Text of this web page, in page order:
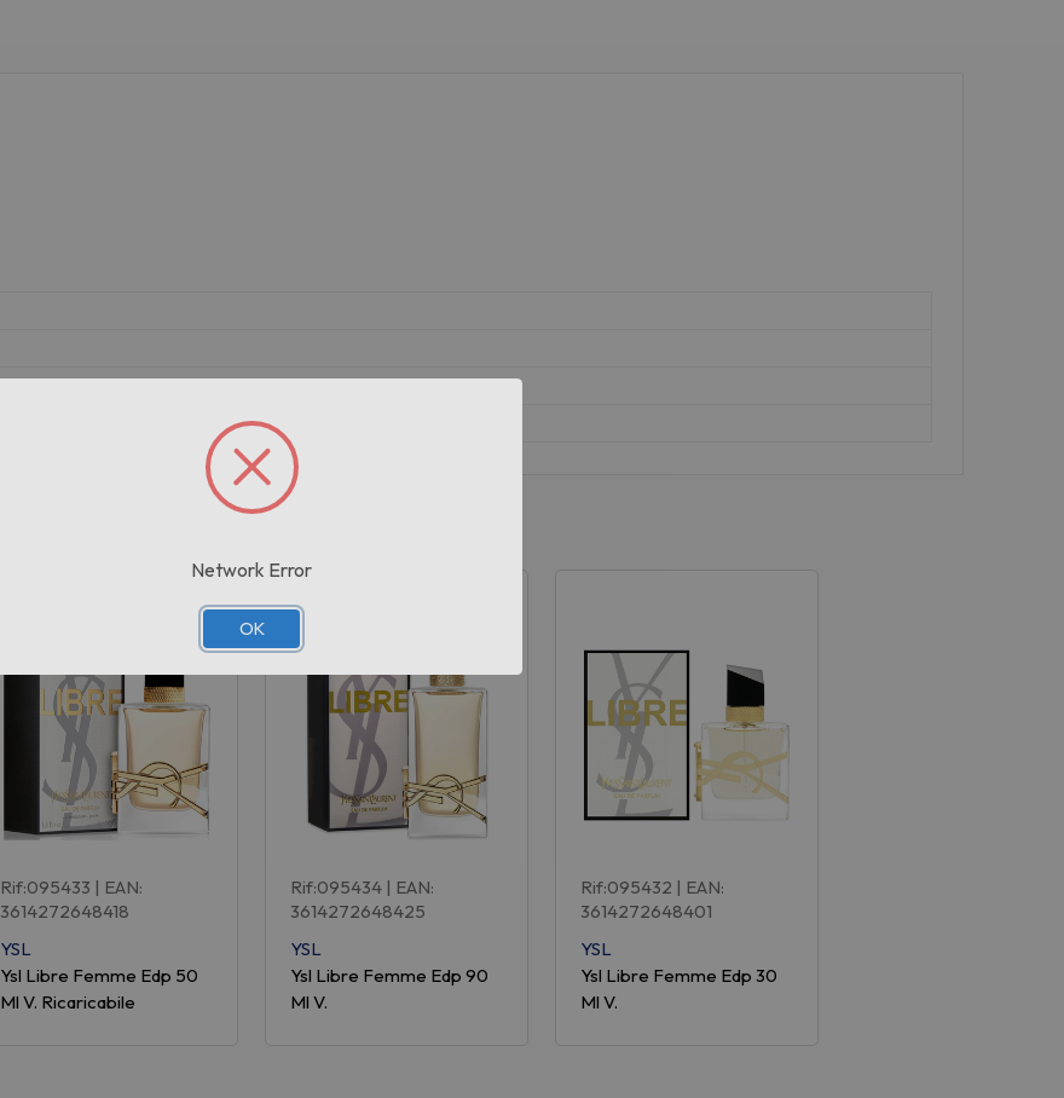
Prodotti correlati
Rif:095433 | EAN:
3614272648418
YSL
Ysl Libre Femme Edp 50
Ml V. Ricaricabile
Rif:095434 | EAN:
3614272648425
YSL
Ysl Libre Femme Edp 90
Ml V.
Rif:095432 | EAN:
3614272648401
YSL
Ysl Libre Femme Edp 30
Ml V.
Network Error
OK